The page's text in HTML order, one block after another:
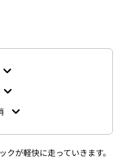
が軽快に走っていきます。